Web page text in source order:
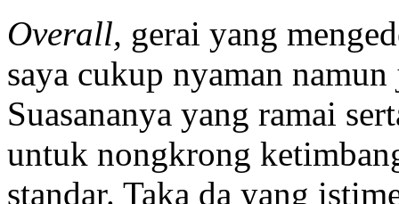
Overall, gerai yang
saya cukup nyaman
Suasananya yang ramai
untuk nongkrong
standar. Taka da yang